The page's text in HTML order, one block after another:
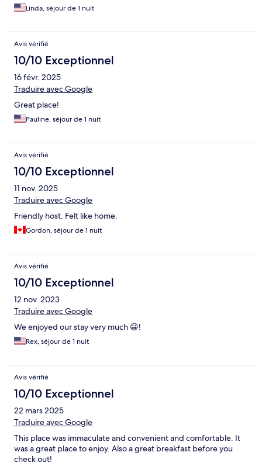
Linda, séjour de 1 nuit
Avis vérifié
10/10 Exceptionnel
16 févr. 2025
Traduire avec Google
Great place!
Pauline, séjour de 1 nuit
Avis vérifié
10/10 Exceptionnel
11 nov. 2025
Traduire avec Google
Friendly host. Felt like home.
Gordon, séjour de 1 nuit
Avis vérifié
10/10 Exceptionnel
12 nov. 2023
Traduire avec Google
We enjoyed our stay very much 😀!
Rex, séjour de 1 nuit
Avis vérifié
10/10 Exceptionnel
22 mars 2025
Traduire avec Google
This place was immaculate and convenient and comfortable. It
was a great place to enjoy. Also a great breakfast before you
check out!